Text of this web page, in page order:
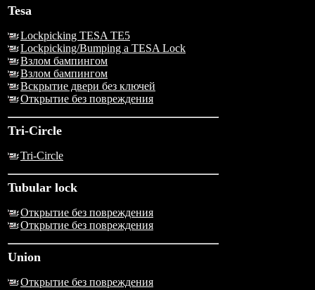
Tesa
Lockpicking TESA TE5
Lockpicking/Bumping a TESA Lock
Взлом бампингом
Взлом бампингом
Вскрытие двери без ключей
Открытие без повреждения
Tri-Circle
Tri-Circle
Tubular lock
Открытие без повреждения
Открытие без повреждения
Union
Открытие без повреждения